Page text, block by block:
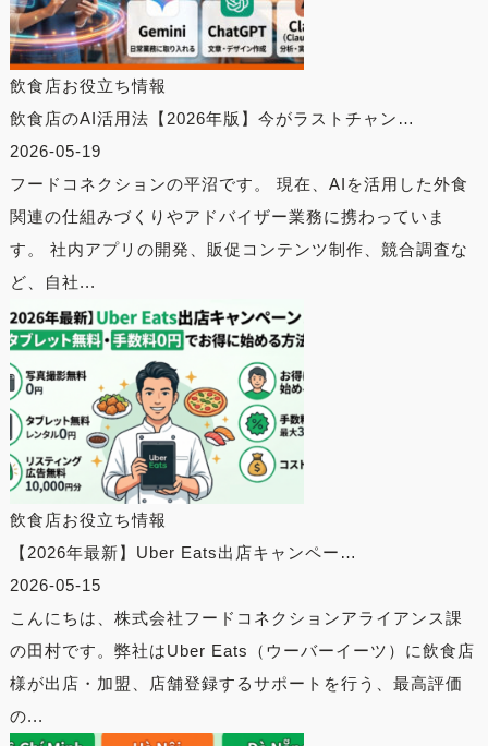
飲食店お役立ち情報
飲食店のAI活用法【2026年版】今がラストチャン…
2026-05-19
フードコネクションの平沼です。 現在、AIを活用した外食
関連の仕組みづくりやアドバイザー業務に携わっていま
す。 社内アプリの開発、販促コンテンツ制作、競合調査な
ど、自社...
飲食店お役立ち情報
【2026年最新】Uber Eats出店キャンペー…
2026-05-15
こんにちは、株式会社フードコネクションアライアンス課
の田村です。弊社はUber Eats（ウーバーイーツ）に飲食店
様が出店・加盟、店舗登録するサポートを行う、最高評価
の...